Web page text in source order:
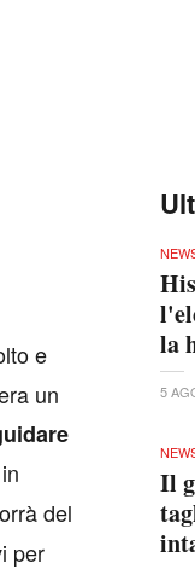
e
un
del
per
la
5
Il